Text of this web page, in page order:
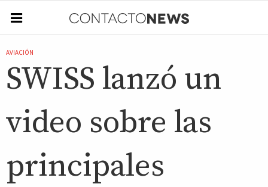
AVIACIÓN
SWISS lanzó un
video sobre las
principales